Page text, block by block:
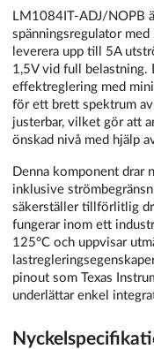
LM1084IT-ADJ/NOPB
spänningsregulator
leverera upp till 5A
1,5V vid full belastning.
effektreglering med
för ett brett spektrum
justerbar, vilket gör att
önskad nivå med hjälp
Denna komponent drar
inklusive
säkerställer tillförlitlig
fungerar inom ett
125°C och uppvisar
pinout som Texas
underlättar enkel